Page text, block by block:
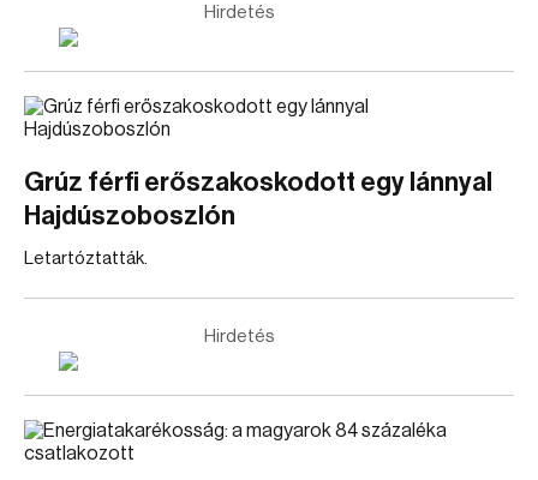
Hirdetés
Grúz férfi erőszakoskodott egy lánnyal
Hajdúszoboszlón
Letartóztatták.
Hirdetés